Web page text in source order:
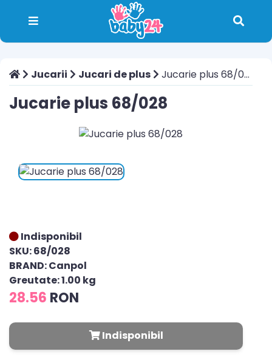
Jucarii Jucari de plus Jucarie plus 68/028
Jucarie plus 68/028
Indisponibil
SKU: 68/028
BRAND: Canpol
Greutate: 1.00 kg
28.56 RON
Indisponibil